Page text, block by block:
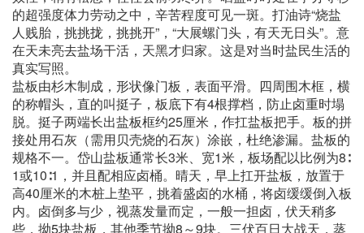
的超强度体力劳动之中，辛苦程度可见一斑。打油诗“烧盐
人贱胎，挑挑拢，挑挑开”，“大展螺门头，有天无日头”。意
在天未亮去盐场干活，天黑才归家。这是对当时盐民生活的
真实写照。
盐板由杉木制成，形状像门板，表面平滑。四周围木框，横
的称帽头，直的叫挺子，板底下有4根撑档，防止卤重时塌
脱。挺子两端长出盐板框约25厘米，作扛盐板把手。板的拼
接处用石灰（需用贝壳烧的石灰）涂嵌，杜绝渗漏。盐板的
规格不一。岱山盐板通常长3米、宽1米，板场配以比例为8∶
1或10∶1，并且配相应卤桶。晴天，早上扛开盐板，放置于
高40厘米的木桩上垫平，挑着盛卤的水桶，将卤缓缓倒入板
内。卤倒多与少，视蒸发量而定，一般一担卤，伏天稍多
些，拗5块盐板，其他季节拗8～9块。三伏百日大战天，蒸